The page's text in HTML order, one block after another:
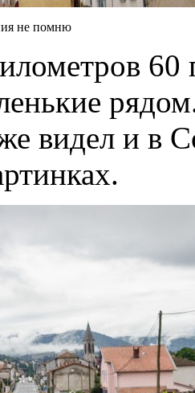
не помню
видел и в